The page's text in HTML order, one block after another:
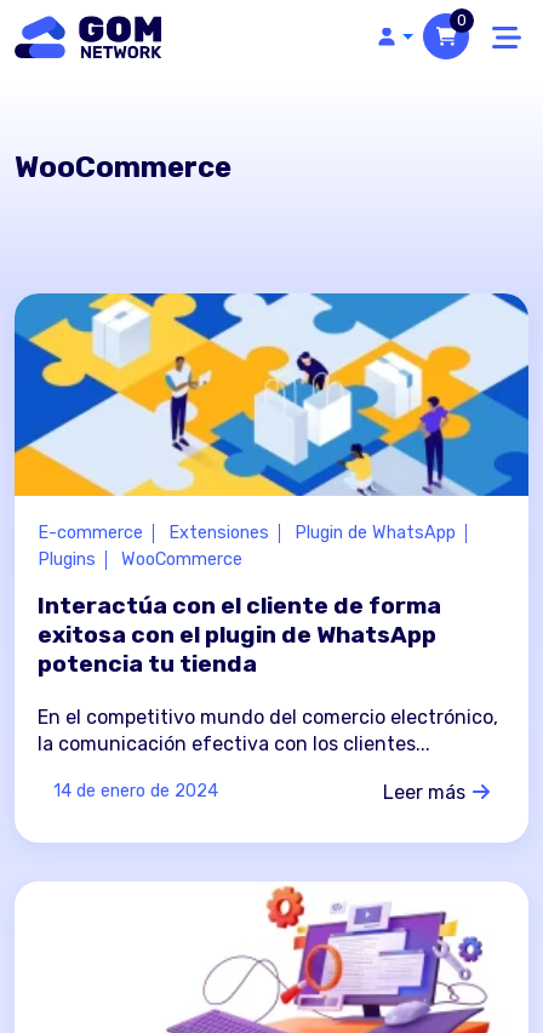
0
WooCommerce
E-commerce Extensiones
Plugin de WhatsApp
Plugins
WooCommerce
Interactúa con el cliente de forma
exitosa con el plugin de WhatsApp
potencia tu tienda
En el competitivo mundo del comercio electrónico,
la comunicación efectiva con los clientes...
14 de enero de 2024 Leer más